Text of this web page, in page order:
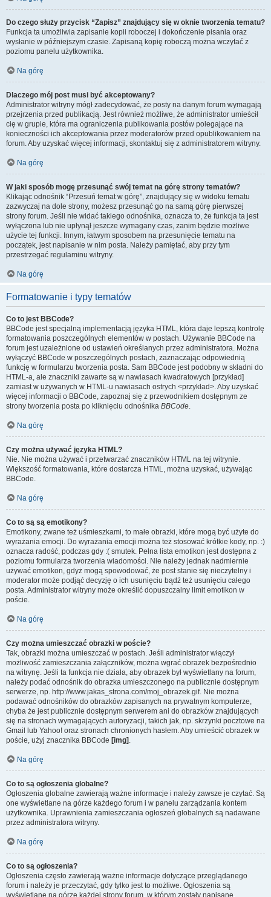
Do czego służy przycisk “Zapisz” znajdujący się w oknie tworzenia tematu?
Funkcja ta umożliwia zapisanie kopii roboczej i dokończenie pisania oraz
wysłanie w późniejszym czasie. Zapisaną kopię roboczą można wczytać z
poziomu panelu użytkownika.
Na górę
Dlaczego mój post musi być akceptowany?
Administrator witryny mógł zadecydować, że posty na danym forum wymagają
przejrzenia przed publikacją. Jest również możliwe, że administrator umieścił
cię w grupie, która ma ograniczenia publikowania postów polegające na
konieczności ich akceptowania przez moderatorów przed opublikowaniem na
forum. Aby uzyskać więcej informacji, skontaktuj się z administratorem witryny.
Na górę
W jaki sposób mogę przesunąć swój temat na górę strony tematów?
Klikając odnośnik “Przesuń temat w górę”, znajdujący się w widoku tematu
zazwyczaj na dole strony, możesz przesunąć go na samą górę pierwszej
strony forum. Jeśli nie widać takiego odnośnika, oznacza to, że funkcja ta jest
wyłączona lub nie upłynął jeszcze wymagany czas, zanim będzie możliwe
użycie tej funkcji. Innym, łatwym sposobem na przesunięcie tematu na
początek, jest napisanie w nim posta. Należy pamiętać, aby przy tym
przestrzegać regulaminu witryny.
Na górę
Formatowanie i typy tematów
Co to jest BBCode?
BBCode jest specjalną implementacją języka HTML, która daje lepszą kontrolę
formatowania poszczególnych elementów w postach. Używanie BBCode na
forum jest uzależnione od ustawień określanych przez administratora. Można
wyłączyć BBCode w poszczególnych postach, zaznaczając odpowiednią
funkcję w formularzu tworzenia posta. Sam BBCode jest podobny w składni do
HTML-a, ale znaczniki zawarte są w nawiasach kwadratowych [przykład]
zamiast w używanych w HTML-u nawiasach ostrych <przykład>. Aby uzyskać
więcej informacji o BBCode, zapoznaj się z przewodnikiem dostępnym ze
strony tworzenia posta po kliknięciu odnośnika BBCode.
Na górę
Czy można używać języka HTML?
Nie. Nie można używać i przetwarzać znaczników HTML na tej witrynie.
Większość formatowania, które dostarcza HTML, można uzyskać, używając
BBCode.
Na górę
Co to są są emotikony?
Emotikony, zwane też uśmieszkami, to małe obrazki, które mogą być użyte do
wyrażania emocji. Do wyrażania emocji można też stosować krótkie kody, np. :)
oznacza radość, podczas gdy :( smutek. Pełna lista emotikon jest dostępna z
poziomu formularza tworzenia wiadomości. Nie należy jednak nadmiernie
używać emotikon, gdyż mogą spowodować, że post stanie się nieczytelny i
moderator może podjąć decyzję o ich usunięciu bądź też usunięciu całego
posta. Administrator witryny może określić dopuszczalny limit emotikon w
poście.
Na górę
Czy można umieszczać obrazki w poście?
Tak, obrazki można umieszczać w postach. Jeśli administrator włączył
możliwość zamieszczania załączników, można wgrać obrazek bezpośrednio
na witrynę. Jeśli ta funkcja nie działa, aby obrazek był wyświetlany na forum,
należy podać odnośnik do obrazka umieszczonego na publicznie dostępnym
serwerze, np. http://www.jakas_strona.com/moj_obrazek.gif. Nie można
podawać odnośników do obrazków zapisanych na prywatnym komputerze,
chyba że jest publicznie dostępnym serwerem ani do obrazków znajdujących
się na stronach wymagających autoryzacji, takich jak, np. skrzynki pocztowe na
Gmail lub Yahoo! oraz stronach chronionych hasłem. Aby umieścić obrazek w
poście, użyj znacznika BBCode [img] .
Na górę
Co to są ogłoszenia globalne?
Ogłoszenia globalne zawierają ważne informacje i należy zawsze je czytać. Są
one wyświetlane na górze każdego forum i w panelu zarządzania kontem
użytkownika. Uprawnienia zamieszczania ogłoszeń globalnych są nadawane
przez administratora witryny.
Na górę
Co to są ogłoszenia?
Ogłoszenia często zawierają ważne informacje dotyczące przeglądanego
forum i należy je przeczytać, gdy tylko jest to możliwe. Ogłoszenia są
wyświetlane na górze każdej strony forum, w którym zostały napisane.